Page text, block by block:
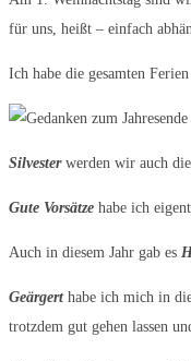
für uns, heißt – einfach
Ich habe die gesamten
Silvesterwerden wir auch
Gute Vorsätze habe ich
Auch in diesem Jahr gab es
Geärgert habe ich mich in
trotzdem gut gehen lassen